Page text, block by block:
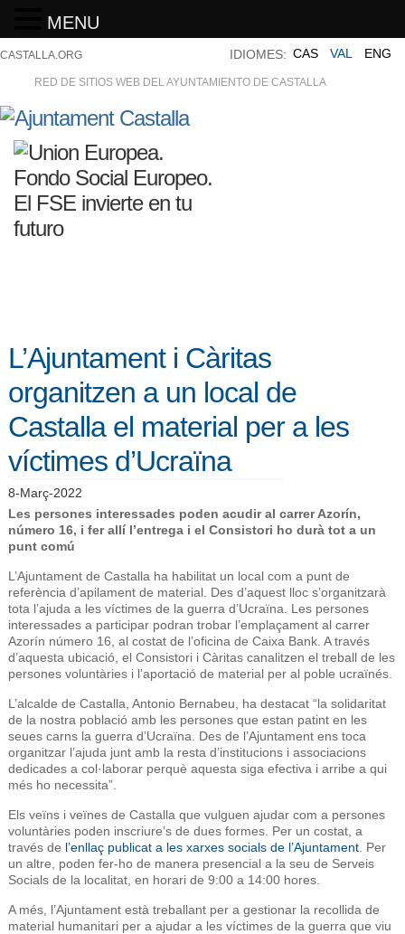
CASTALLA.ORG
RED DE SITIOS WEB DEL AYUNTAMIENTO DE CASTALLA
IDIOMES: CAS VAL ENG
L’Ajuntament i Càritas
organitzen a un local de
Castalla el material per a les
víctimes d’Ucraïna
8-Març-2022
Les persones interessades poden acudir al carrer Azorín,
número 16, i fer allí l’entrega i el Consistori ho durà tot a un
punt comú
L’Ajuntament de Castalla ha habilitat un local com a punt de
referència d’apilament de material. Des d’aquest lloc s’organitzarà
tota l’ajuda a les víctimes de la guerra d’Ucraïna. Les persones
interessades a participar podran trobar l’emplaçament al carrer
Azorín número 16, al costat de l’oficina de Caixa Bank. A través
d’aquesta ubicació, el Consistori i Càritas canalitzen el treball de les
persones voluntàries i l’aportació de material per al poble ucraïnés.
L’alcalde de Castalla, Antonio Bernabeu, ha destacat “la solidaritat
de la nostra població amb les persones que estan patint en les
seues carns la guerra d’Ucraïna. Des de l’Ajuntament ens toca
organitzar l’ajuda junt amb la resta d’institucions i associacions
dedicades a col·laborar perquè aquesta siga efectiva i arribe a qui
més ho necessita”.
Els veïns i veïnes de Castalla que vulguen ajudar com a persones
voluntàries poden inscriure’s de dues formes. Per un costat, a
través de l’enllaç publicat a les xarxes socials de l’Ajuntament. Per
un altre, poden fer-ho de manera presencial a la seu de Serveis
Socials de la localitat, en horari de 9:00 a 14:00 hores.
A més, l’Ajuntament està treballant per a gestionar la recollida de
material humanitari per a ajudar a les víctimes de la guerra que viu
MENU